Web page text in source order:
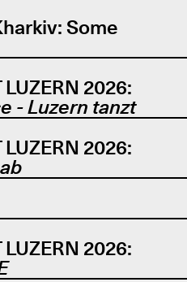
Some
LUZERN 2026:
- Luzern tanzt
LUZERN 2026:
LUZERN 2026: